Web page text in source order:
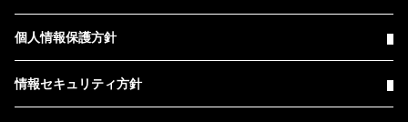
個人情報保護方針
情報セキュリティ方針